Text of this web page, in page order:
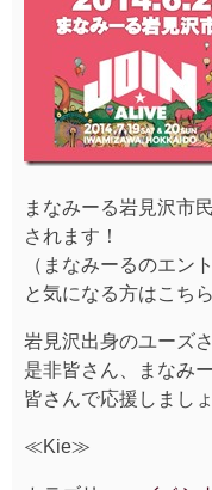
まなみーる岩見沢市
されます！
（まなみーるのエン
と気になる方はこち
岩見沢出身のユーズ
是非皆さん、まなみ
皆さんで応援しまし
≪Kie≫